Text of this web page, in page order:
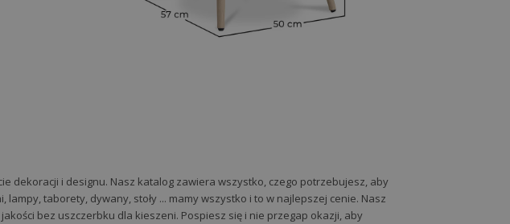
dekoracji i designu. Nasz katalog zawiera wszystko, czego potrzebujesz, aby
taborety, dywany, stoły ... mamy wszystko i to w najlepszej cenie. Nasz
bez uszczerbku dla kieszeni. Pospiesz się i nie przegap okazji, aby